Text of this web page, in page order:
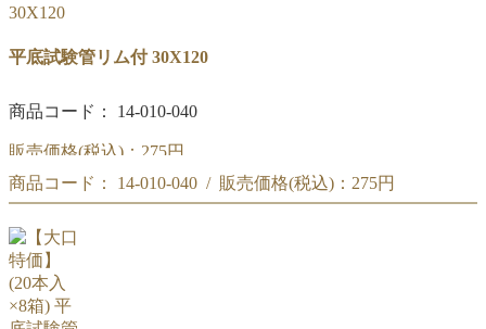
平底試験管リム付 30X120
商品コード： 14-010-040
販売価格(税込)： 275円
平底試験管リム付 30X120
商品コード： 14-010-040 / 販売価格(税込)： 275円
平底試験管リム付 30X120